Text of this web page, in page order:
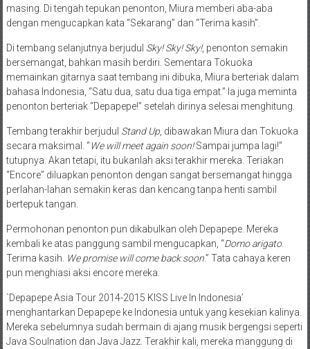
masing. Di tengah tepukan penonton, Miura memberi aba-aba
dengan mengucapkan kata “Sekarang” dan “Terima kasih”.
Di tembang selanjutnya berjudul Sky! Sky! Sky!, penonton semakin
bersemangat, bahkan masih berdiri. Sementara Tokuoka
memainkan gitarnya saat tembang ini dibuka, Miura berteriak dalam
bahasa Indonesia, “Satu dua, satu dua tiga empat.” Ia juga meminta
penonton berteriak “Depapepe!” setelah dirinya selesai menghitung.
Tembang terakhir berjudul Stand Up, dibawakan Miura dan Tokuoka
secara maksimal. “We will meet again soon!Sampai jumpa lagi!”
tutupnya. Akan tetapi, itu bukanlah aksi terakhir mereka. Teriakan
“Encore” diluapkan penonton dengan sangat bersemangat hingga
perlahan-lahan semakin keras dan kencang tanpa henti sambil
bertepuk tangan.
Permohonan penonton pun dikabulkan oleh Depapepe. Mereka
kembali ke atas panggung sambil mengucapkan, “Domo arigato.
Terima kasih.
We promise will come back soon.” Tata cahaya keren
pun menghiasi aksi encore mereka.
`Depapepe Asia Tour 2014-2015 KISS Live In Indonesia’
menghantarkan Depapepe ke Indonesia untuk yang kesekian kalinya.
Mereka sebelumnya sudah bermain di ajang musik bergengsi seperti
Java Soulnation dan Java Jazz. Terakhir kali, mereka manggung di